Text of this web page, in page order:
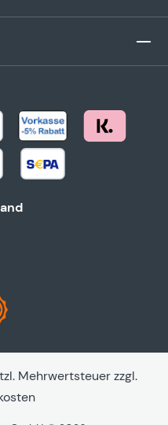
Mehrwertsteuer zzgl.